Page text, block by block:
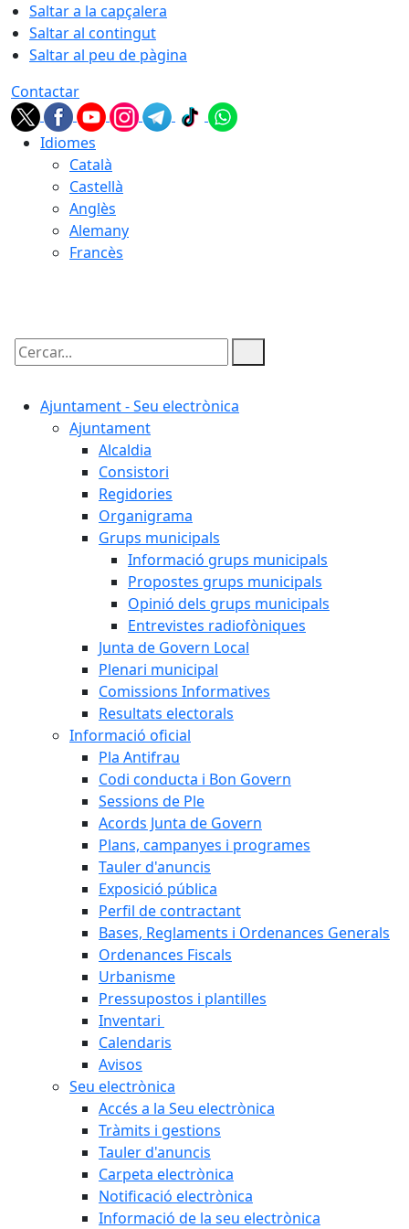
Saltar a la capçalera
Saltar al contingut
Saltar al peu de pàgina
Contactar
Idiomes
Català
Castellà
Anglès
Alemany
Francès
Cercar:
Ajuntament - Seu electrònica
Ajuntament
Alcaldia
Consistori
Regidories
Organigrama
Grups municipals
Informació grups municipals
Propostes grups municipals
Opinió dels grups municipals
Entrevistes radiofòniques
Junta de Govern Local
Plenari municipal
Comissions Informatives
Resultats electorals
Informació oficial
Pla Antifrau
Codi conducta i Bon Govern
Sessions de Ple
Acords Junta de Govern
Plans, campanyes i programes
Tauler d'anuncis
Exposició pública
Perfil de contractant
Bases, Reglaments i Ordenances Generals
Ordenances Fiscals
Urbanisme
Pressupostos i plantilles
Inventari
Calendaris
Avisos
Seu electrònica
Accés a la Seu electrònica
Tràmits i gestions
Tauler d'anuncis
Carpeta electrònica
Notificació electrònica
Informació de la seu electrònica